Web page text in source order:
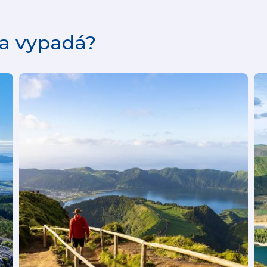
vypadá?